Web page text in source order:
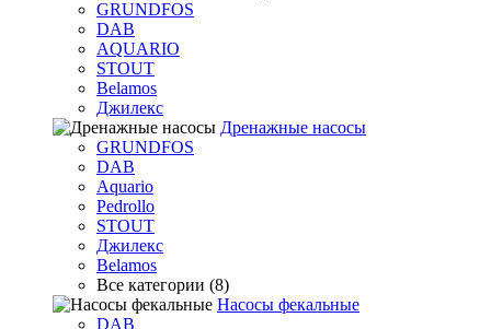
GRUNDFOS
DAB
AQUARIO
STOUT
Belamos
Джилекс
Дренажные насосы
GRUNDFOS
DAB
Aquario
Pedrollo
STOUT
Джилекс
Belamos
Все категории (8)
Насосы фекальные
DAB